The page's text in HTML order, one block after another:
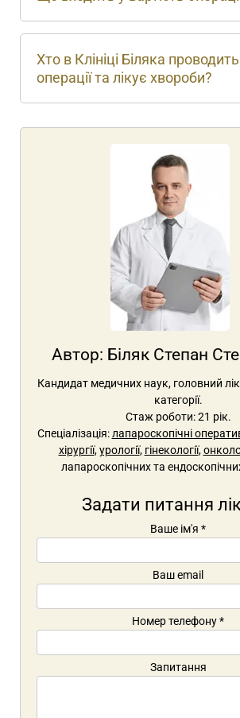
Хто в Клініці Біляка проводить
операції та лікує хвороби?
Автор: Біляк Степан
Кандидат медичних наук, головний
категорії.
Стаж роботи: 21 рік.
Спеціалізація:лапароскопічні
хірургії,урології, гінекології,
лапароскопічних та
Задати питання
Ваше ім'я *
Ваш email
Номер телефону*
Запитання